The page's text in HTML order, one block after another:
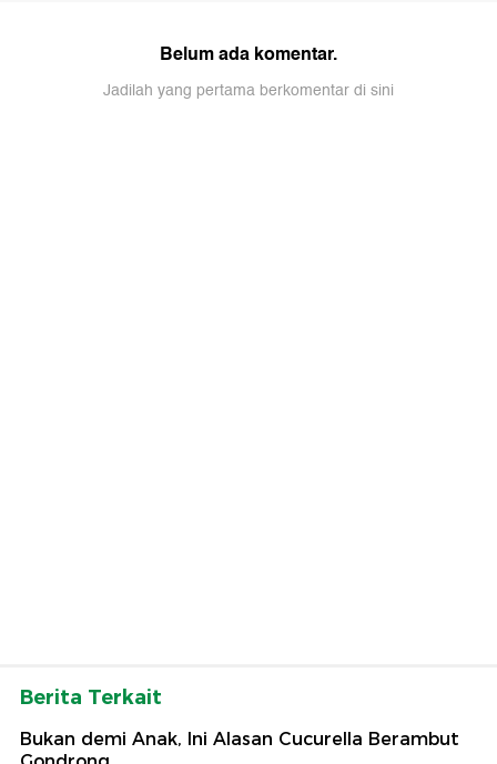
Belum ada komentar.
Jadilah yang pertama berkomentar di sini
Berita Terkait
Bukan demi Anak, Ini Alasan Cucurella Berambut